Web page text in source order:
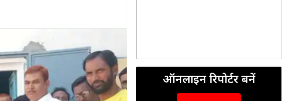
ऑनलाइन रिपोर्टर बनें